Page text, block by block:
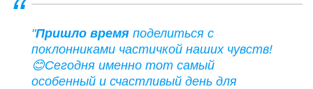
"Пришло время поделиться с
поклонниками частичкой наших чувств!
😊Сегодня именно тот самый
особенный и счастливый день для